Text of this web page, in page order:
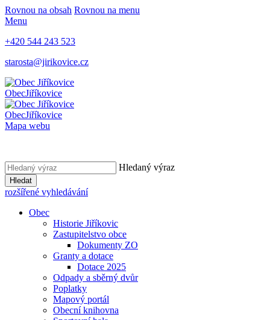
Rovnou na obsah Rovnou na menu
Menu
+420 544 243 523
starosta@jirikovice.cz
ObecJiříkovice
ObecJiříkovice
Mapa webu
Hledaný výraz
Hledat
rozšířené vyhledávání
Obec
Historie Jiříkovic
Zastupitelstvo obce
Dokumenty ZO
Granty a dotace
Dotace 2025
Odpady a sběrný dvůr
Poplatky
Mapový portál
Obecní knihovna